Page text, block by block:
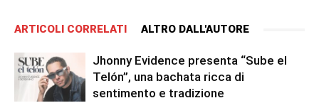
ARTICOLI CORRELATI ALTRO DALL'AUTORE
Jhonny Evidence presenta “Sube el
Telón”, una bachata ricca di
sentimento e tradizione